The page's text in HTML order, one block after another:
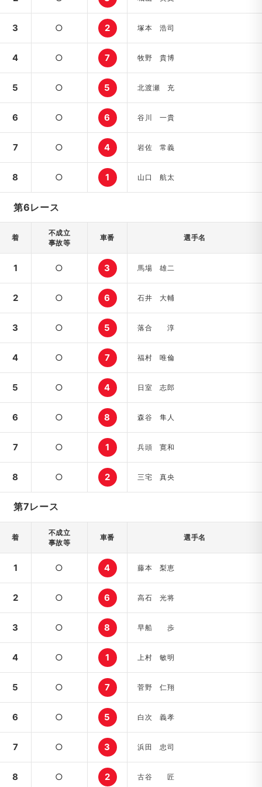
3 ○ 2 塚本 浩司
4 ○ 7 牧野 貴博
5 ○ 5 北渡瀬 充
6 ○ 6 谷川 一貴
7 ○ 4 岩佐 常義
8 ○ 1 山口 航太
第6レース
着
不成立
事故等
車番 選手名
1 ○ 3 馬場 雄二
2 ○ 6 石井 大輔
3 ○ 5 落合 淳
4 ○ 7 福村 唯倫
5 ○ 4 日室 志郎
6 ○ 8 森谷 隼人
7 ○ 1 兵頭 寛和
8 ○ 2 三宅 真央
第7レース
着
不成立
事故等
車番 選手名
1 ○ 4 藤本 梨恵
2 ○ 6 高石 光将
3 ○ 8 早船 歩
4 ○ 1 上村 敏明
5 ○ 7 菅野 仁翔
6 ○ 5 白次 義孝
7 ○ 3 浜田 忠司
8 ○ 2 古谷 匠